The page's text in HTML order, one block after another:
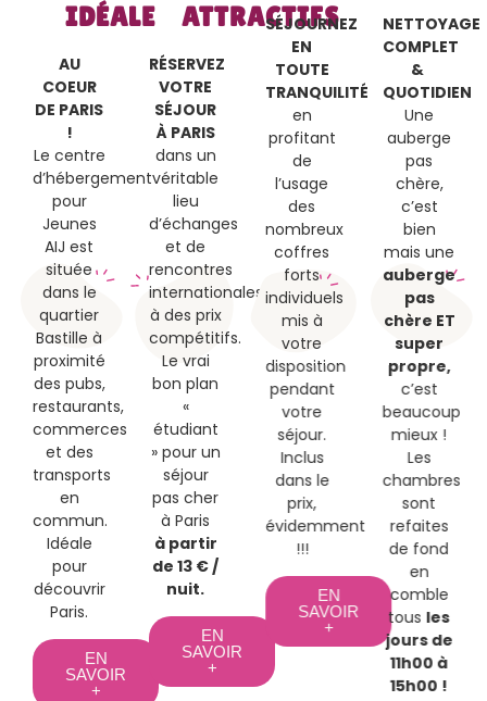
IDÉALE
AU
COEUR
DE PARIS
!
Le centre
d’hébergement
pour
Jeunes
AIJ est
située
dans le
quartier
Bastille à
proximité
des pubs,
restaurants,
commerces
et des
transports
en
commun.
Idéale
pour
découvrir
Paris.
EN
SAVOIR
+
ATTRACTIFS
RÉSERVEZ
VOTRE
SÉJOUR
À PARIS
dans un
véritable
lieu
d’échanges
et de
rencontres
internationales
à des prix
compétitifs.
Le vrai
bon plan
«
étudiant
» pour un
séjour
pas cher
à Paris
à partir
de 13 € /
nuit.
EN
SAVOIR
+
SÉJOURNEZ
EN
TOUTE
TRANQUILITÉ
en
profitant
de
l’usage
des
nombreux
coffres
forts
individuels
mis à
votre
disposition
pendant
votre
séjour.
Inclus
dans le
prix,
évidemment
!!!
EN
SAVOIR
+
NETTOYAGE
COMPLET
&
QUOTIDIEN
Une
auberge
pas
chère,
c’est
bien
mais une
auberge
pas
chère ET
super
propre,
c’est
beaucoup
mieux !
Les
chambres
sont
refaites
de fond
en
comble
tous les
jours de
11h00 à
15h00 !